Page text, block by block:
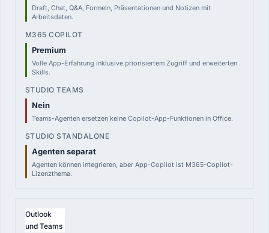
Draft, Chat, Q&A, Formeln, Präsentationen und Notizen mit
Arbeitsdaten.
Premium
Volle App-Erfahrung inklusive priorisiertem Zugriff und erweiterten
Skills.
Nein
Teams-Agenten ersetzen keine Copilot-App-Funktionen in Office.
Agenten separat
Agenten können integrieren, aber App-Copilot ist M365-Copilot-
Lizenzthema.
Outlook
und Teams